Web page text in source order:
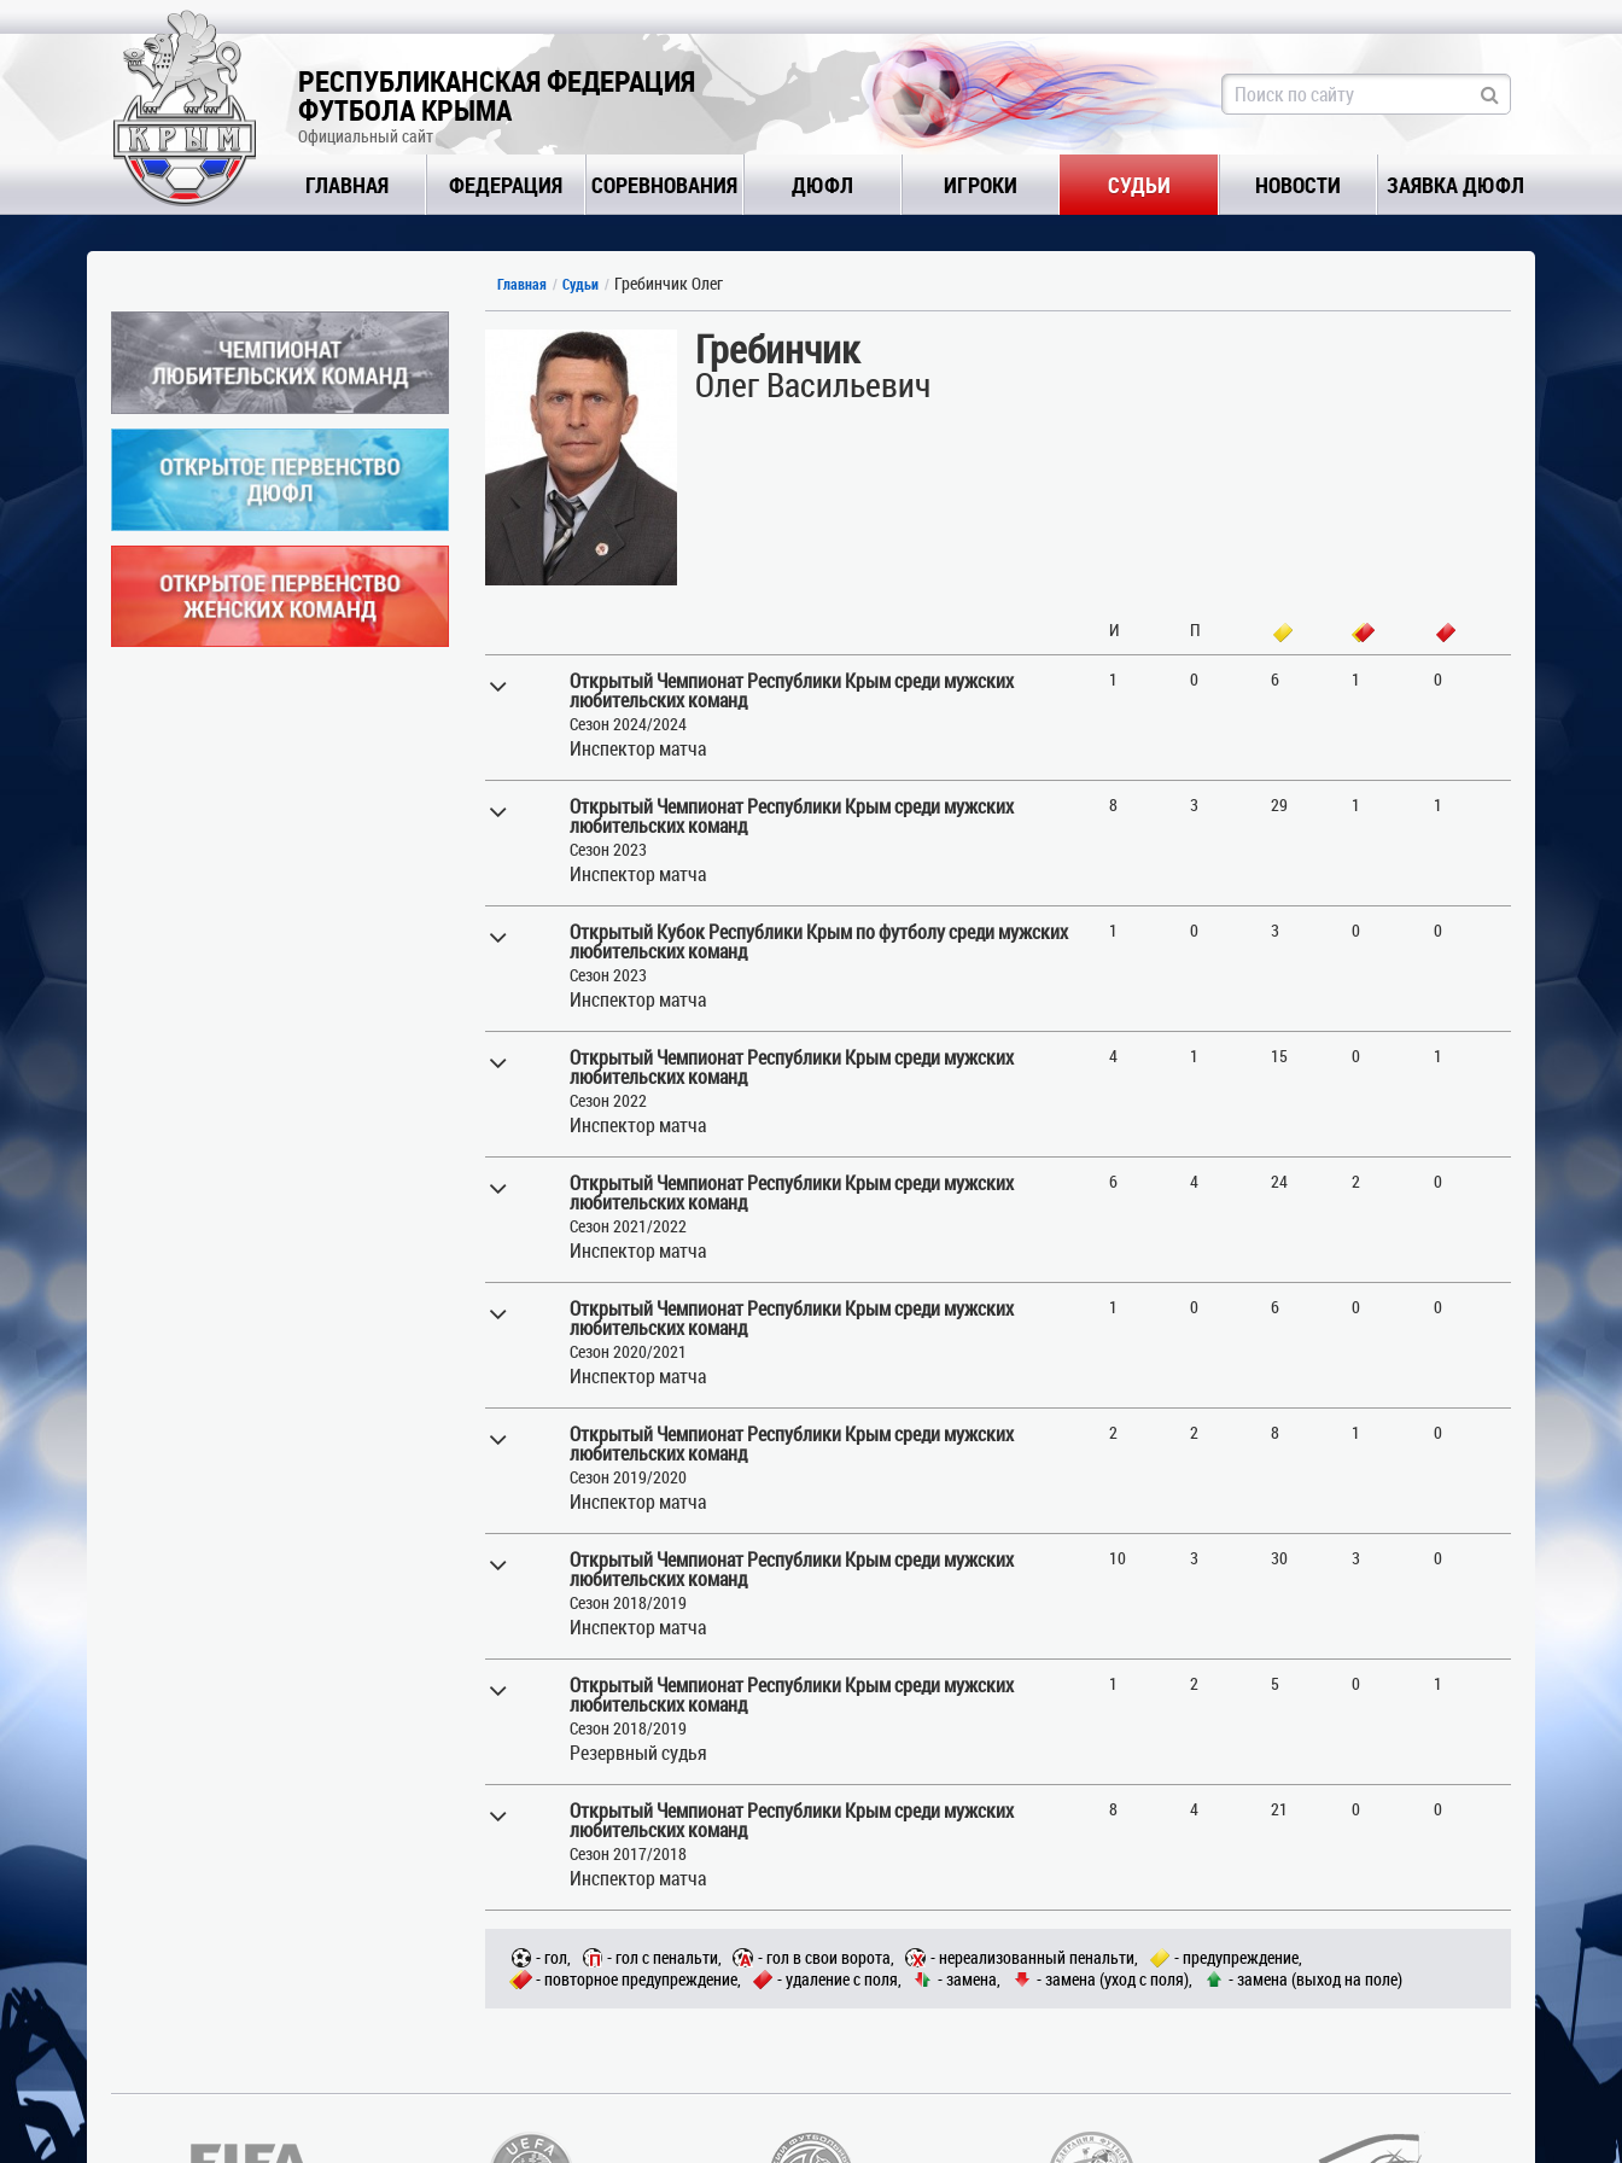
РЕСПУБЛИКАНСКАЯ ФЕДЕРАЦИЯ
ФУТБОЛА КРЫМА
Официальный сайт
ГЛАВНАЯ ФЕДЕРАЦИЯ СОРЕВНОВАНИЯ ДЮФЛ ИГРОКИ СУДЬИ НОВОСТИ ЗАЯВКА ДЮФЛ
Главная Судьи Гребинчик Олег
Гребинчик
Олег Васильевич
И П
Открытый Чемпионат Республики Крым среди мужских
любительских команд
Сезон 2024/2024
Инспектор матча
1 0 6 1 0
Открытый Чемпионат Республики Крым среди мужских
любительских команд
Сезон 2023
Инспектор матча
8 3 29 1 1
Открытый Кубок Республики Крым по футболу среди мужских
любительских команд
Сезон 2023
Инспектор матча
1 0 3 0 0
Открытый Чемпионат Республики Крым среди мужских
любительских команд
Сезон 2022
Инспектор матча
4 1 15 0 1
Открытый Чемпионат Республики Крым среди мужских
любительских команд
Сезон 2021/2022
Инспектор матча
6 4 24 2 0
Открытый Чемпионат Республики Крым среди мужских
любительских команд
Сезон 2020/2021
Инспектор матча
1 0 6 0 0
Открытый Чемпионат Республики Крым среди мужских
любительских команд
Сезон 2019/2020
Инспектор матча
2 2 8 1 0
Открытый Чемпионат Республики Крым среди мужских
любительских команд
Сезон 2018/2019
Инспектор матча
10 3 30 3 0
Открытый Чемпионат Республики Крым среди мужских
любительских команд
Сезон 2018/2019
Резервный судья
1 2 5 0 1
Открытый Чемпионат Республики Крым среди мужских
любительских команд
Сезон 2017/2018
Инспектор матча
8 4 21 0 0
- гол, - гол с пенальти, - гол в свои ворота, - нереализованный пенальти,
- предупреждение,
- повторное предупреждение,
- удаление с поля, - замена, - замена (уход с поля), - замена (выход на поле)